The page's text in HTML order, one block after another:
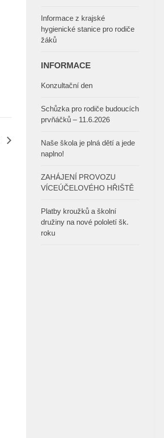
Informace z krajské
hygienické stanice pro rodiče
žáků
INFORMACE
Konzultační den
Schůzka pro rodiče budoucích
prvňáčků – 11.6.2026
Naše škola je plná dětí a jede
naplno!
ZAHÁJENÍ PROVOZU
VÍCEÚČELOVÉHO HŘIŠTĚ
Platby kroužků a školní
družiny na nové pololetí šk.
roku